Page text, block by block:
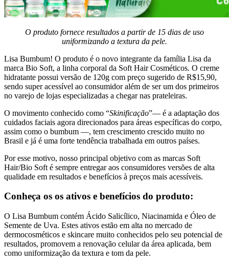
O produto fornece resultados a partir de 15 dias de uso
uniformizando a textura da pele.
Lisa Bumbum! O produto é o novo integrante da família Lisa da
marca Bio Soft, a linha corporal da Soft Hair Cosméticos. O creme
hidratante possui versão de 120g com preço sugerido de R$15,90,
sendo super acessível ao consumidor além de ser um dos primeiros
no varejo de lojas especializadas a chegar nas prateleiras.
O movimento conhecido como “Skinificação”— é a adaptação dos
cuidados faciais agora direcionados para áreas específicas do corpo,
assim como o bumbum —, tem crescimento crescido muito no
Brasil e já é uma forte tendência trabalhada em outros países.
Por esse motivo, nosso principal objetivo com as marcas Soft
Hair/Bio Soft é sempre entregar aos consumidores versões de alta
qualidade em resultados e benefícios à preços mais acessíveis.
Conheça os os ativos e benefícios do produto:
O Lisa Bumbum contém Ácido Salicílico, Niacinamida e Óleo de
Semente de Uva. Estes ativos estão em alta no mercado de
dermocosméticos e skincare muito conhecidos pelo seu potencial de
resultados, promovem a renovação celular da área aplicada, bem
como uniformização da textura e tom da pele.